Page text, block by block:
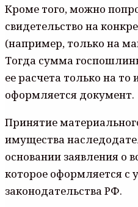
Кроме того, можно
свидетельство на
(например, только на
Тогда сумма
ее расчета только на
оформляется документ.
Принятие
имущества
основании заявления о
которое оформляется с
законодательства РФ.